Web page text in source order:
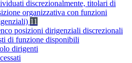
discrezionalmente, titolari di
organizzativa con funzioni
11
posizioni dirigenziali discrezionali
di funzione disponibili
dirigenti